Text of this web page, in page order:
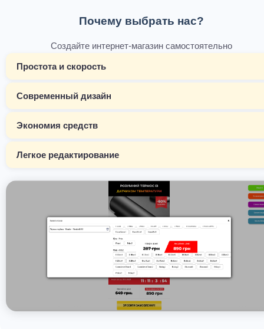
Почему выбрать нас?
Создайте интернет-магазин самостоятельно
Простота и скорость
Современный дизайн
Экономия средств
Легкое редактирование